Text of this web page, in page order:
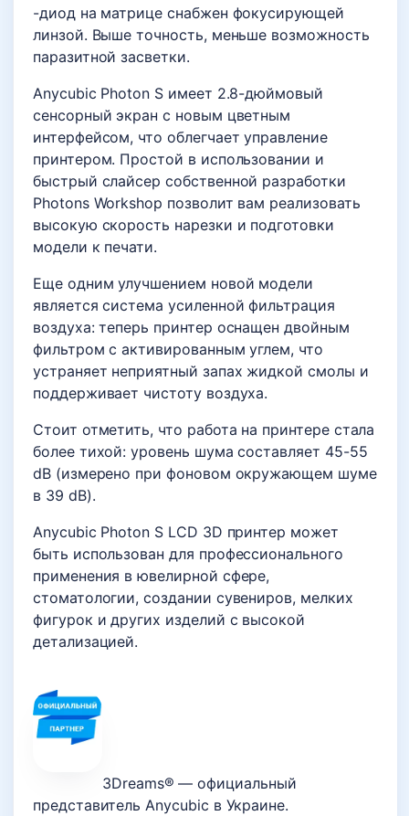
-диод на матрице снабжен фокусирующей
линзой. Выше точность, меньше возможность
паразитной засветки.
Anycubic Photon S имеет 2.8-дюймовый
сенсорный экран с новым цветным
интерфейсом, что облегчает управление
принтером. Простой в использовании и
быстрый слайсер собственной разработки
Photons Workshop позволит вам реализовать
высокую скорость нарезки и подготовки
модели к печати.
Еще одним улучшением новой модели
является система усиленной фильтрация
воздуха: теперь принтер оснащен двойным
фильтром с активированным углем, что
устраняет неприятный запах жидкой смолы и
поддерживает чистоту воздуха.
Стоит отметить, что работа на принтере стала
более тихой: уровень шума составляет 45-55
dB (измерено при фоновом окружающем шуме
в 39 dB).
Anycubic Photon S LCD 3D принтер может
быть использован для профессионального
применения в ювелирной сфере,
стоматологии, создании сувениров, мелких
фигурок и других изделий с высокой
детализацией.
3Dreams® — официальный
представитель Anycubic в Украине.